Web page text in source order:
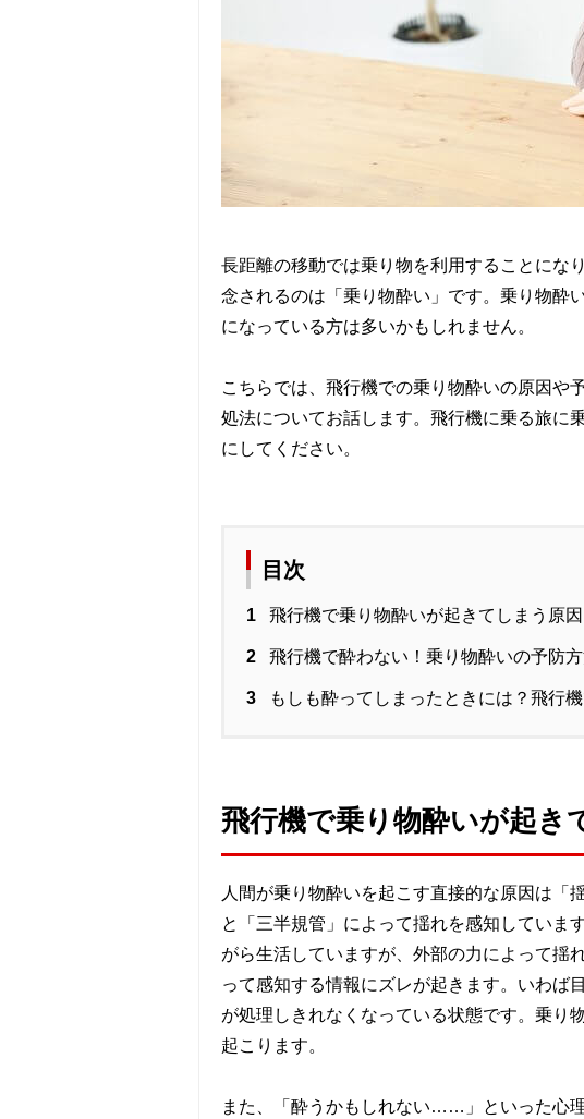
長距離の移動では乗り物を利用することにな
念されるのは「乗り物酔い」です。乗り物酔
になっている方は多いかもしれません。
こちらでは、飛行機での乗り物酔いの原因や
処法についてお話します。飛行機に乗る旅に
にしてください。
目次
1 飛行機で乗り物酔いが起きてしまう原因
2 飛行機で酔わない！乗り物酔いの予防
3 もしも酔ってしまったときには？飛行
飛行機で乗り物酔いが起き
人間が乗り物酔いを起こす直接的な原因は「
と「三半規管」によって揺れを感知していま
がら生活していますが、外部の力によって揺
って感知する情報にズレが起きます。いわば
が処理しきれなくなっている状態です。乗り
起こります。
また、「酔うかもしれない……」といった心